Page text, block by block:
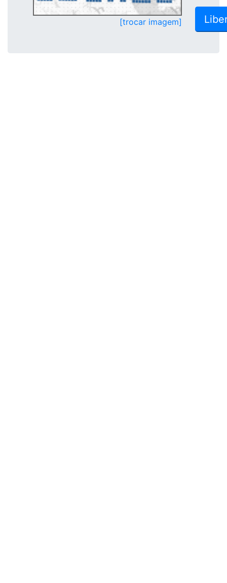
[trocar imagem]